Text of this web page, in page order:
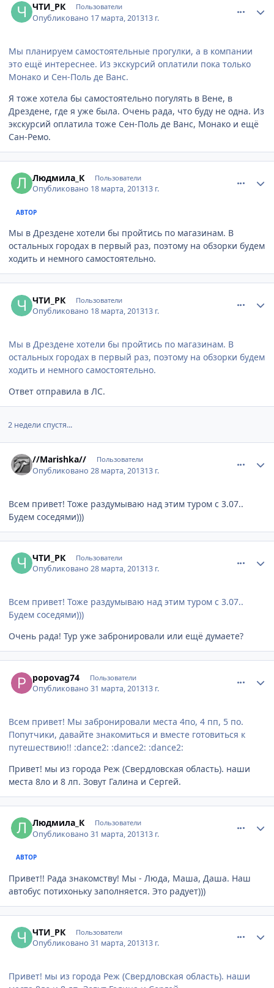
ЧТИ_РК Пользователи
Опубликовано 17 марта, 201313 г.
Мы планируем самостоятельные прогулки, а в компании
это ещё интереснее. Из экскурсий оплатили пока только
Монако и Сен-Поль де Ванс.
Я тоже хотела бы самостоятельно погулять в Вене, в
Дрездене, где я уже была. Очень рада, что буду не одна. Из
экскурсий оплатила тоже Сен-Поль де Ванс, Монако и ещё
Сан-Ремо.
Людмила_К Пользователи
Опубликовано 18 марта, 201313 г.
АВТОР
Мы в Дрездене хотели бы пройтись по магазинам. В
остальных городах в первый раз, поэтому на обзорки будем
ходить и немного самостоятельно.
ЧТИ_РК Пользователи
Опубликовано 18 марта, 201313 г.
Мы в Дрездене хотели бы пройтись по магазинам. В
остальных городах в первый раз, поэтому на обзорки будем
ходить и немного самостоятельно.
Ответ отправила в ЛС.
2 недели спустя...
//Marishka// Пользователи
Опубликовано28 марта, 201313 г.
Всем привет! Тоже раздумываю над этим туром с 3.07..
Будем соседями)))
ЧТИ_РК Пользователи
Опубликовано28 марта, 201313 г.
Всем привет! Тоже раздумываю над этим туром с 3.07..
Будем соседями)))
Очень рада! Тур уже забронировали или ещё думаете?
popovag74 Пользователи
Опубликовано31 марта, 201313 г.
Всем привет! Мы забронировали места 4по, 4 пп, 5 по.
Попутчики, давайте знакомиться и вместе готовиться к
путешествию!! :dance2: :dance2: :dance2:
Привет! мы из города Реж (Свердловская область). наши
места 8ло и 8 лп. Зовут Галина и Сергей.
Людмила_К Пользователи
Опубликовано31 марта, 201313 г.
АВТОР
Привет!! Рада знакомству! Мы - Люда, Маша, Даша. Наш
автобус потихоньку заполняется. Это радует)))
ЧТИ_РК Пользователи
Опубликовано31 марта, 201313 г.
Привет! мы из города Реж (Свердловская область). наши